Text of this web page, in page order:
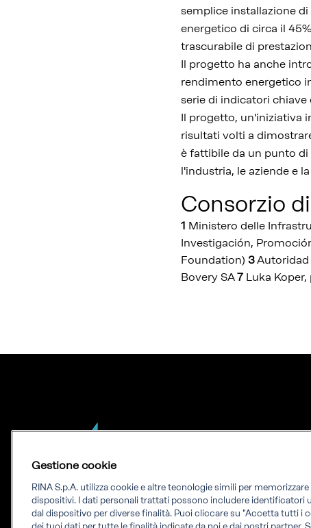
semplice installazione
energetico di circa il
trascurabile di
Il progetto ha anche
rendimento energetico
serie di indicatori chiave
Il progetto, un'iniziativa
risultati volti a
è fattibile da un punto
l'industria, le aziende e
Consorzio
1 Ministero delle
Investigación,
Foundation) 3Autoridad
Bovery SA7 Luka
Our experience.
Gestione cookie
RINA S.p.A. utilizza cookie e altre tecnologie simili per
dispositivi. I dati personali trattati possono includere identificatori
dal dispositivo per diverse finalità. Puoi cliccare su "Accetta tutti i